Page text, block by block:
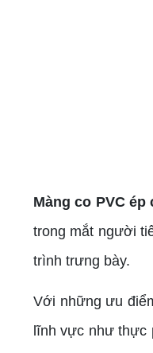
Màng co PVC ép
trong mắt người
trình trưng bày.
Với những ưu
lĩnh vực như thực